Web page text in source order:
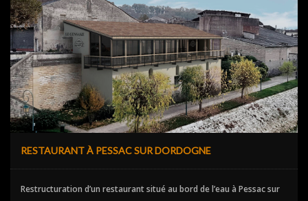
RESTAURANT À PESSAC SUR DORDOGNE
Restructuration d’un restaurant situé au bord de l’eau à Pessac sur